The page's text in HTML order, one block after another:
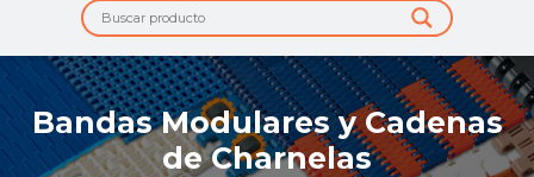
Bandas Modulares y Cadenas
de Charnelas